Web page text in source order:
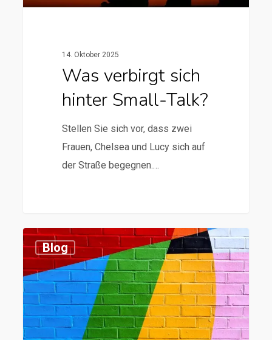
14. Oktober 2025
Was verbirgt sich
hinter Small-Talk?
Stellen Sie sich vor, dass zwei
Frauen, Chelsea und Lucy sich auf
der Straße begegnen.…
Blog